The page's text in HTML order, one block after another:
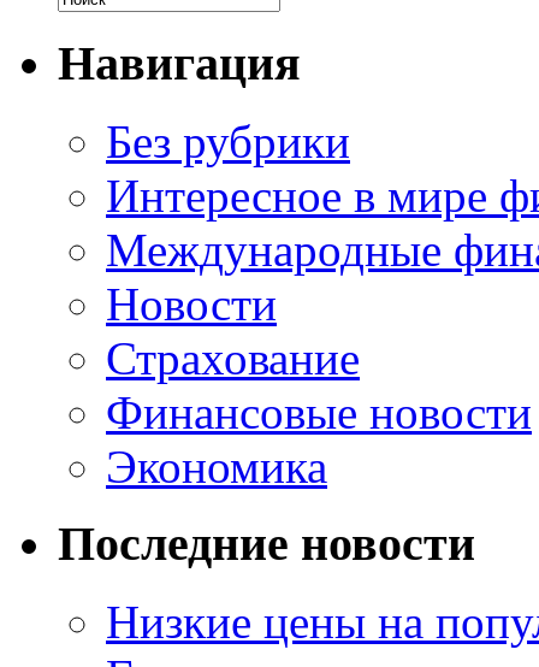
Навигация
Без рубрики
Интересное в мире
Международные
Новости
Страхование
Финансовые новости
Экономика
Последние новости
Низкие цены на